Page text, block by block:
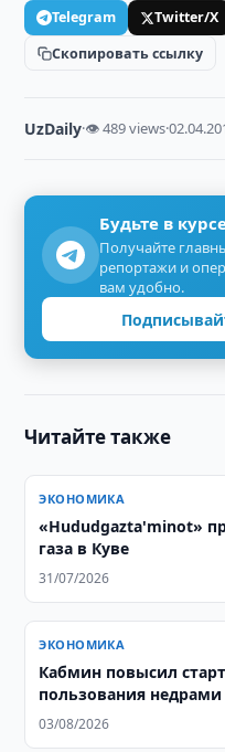
Telegram Twitter/X
Скопировать ссылку
UzDaily·👁 489 views·
Будьте в
Получайте
репортажи и
вам удобно.
Читайте также
ЭКОНОМИКА
«Hududgazta'minot»
газа в Куве
31/07/2026
ЭКОНОМИКА
Кабмин повысил
пользования недрами
03/08/2026